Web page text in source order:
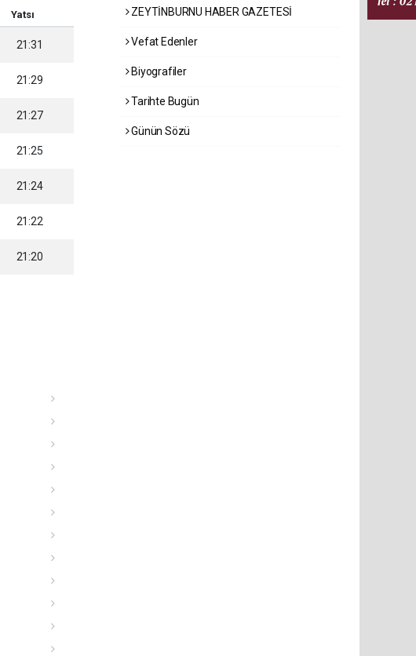
Yatsı
21:31
21:29
21:27
21:25
21:24
21:22
21:20
ZEYTİNBURNU HABER GAZETESİ
Vefat Edenler
Biyografiler
Tarihte Bugün
Günün Sözü